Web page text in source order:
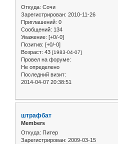
Откуда: Сочи
Зарегистрирован: 2010-11-26
Приглашений: 0
Сообщений: 134
Уважение: [+0/-0]
Позитив: [+0/-0]
Возраст: 43 [1983-04-07]
Провел на форуме:
Не определено
Последний визит:
2014-04-07 20:38:51
штрафбат
Members
Откуда: Питер
Зарегистрирован: 2009-03-15